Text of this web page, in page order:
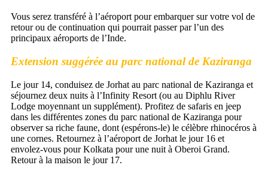
Vous serez transféré à l’aéroport pour embarquer sur votre vol de
retour ou de continuation qui pourrait passer par l’un des
principaux aéroports de l’Inde.
Extension suggérée au parc national de Kaziranga
Le jour 14, conduisez de Jorhat au parc national de Kaziranga et
séjournez deux nuits à l’Infinity Resort (ou au Diphlu River
Lodge moyennant un supplément). Profitez de safaris en jeep
dans les différentes zones du parc national de Kaziranga pour
observer sa riche faune, dont (espérons-le) le célèbre rhinocéros à
une cornes. Retournez à l’aéroport de Jorhat le jour 16 et
envolez-vous pour Kolkata pour une nuit à Oberoi Grand.
Retour à la maison le jour 17.